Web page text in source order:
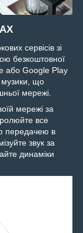
сервісів зі
безкоштовної
або Google Play
музики, що
мережі.
мережі за
все
передачею в
звук за
динаміки